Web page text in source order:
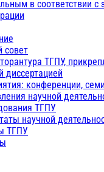
в соответствии с
совет
ТГПУ,
диссертацией
конференции,
научной
ТГПУ
научной
ТГПУ